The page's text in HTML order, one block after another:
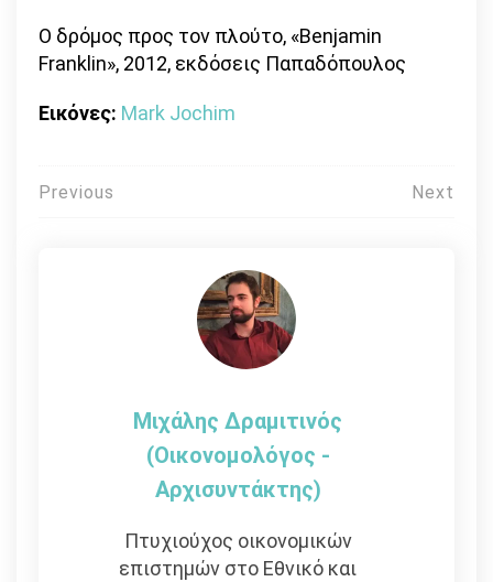
Ο δρόμος προς τον πλούτο, «Benjamin
Franklin», 2012, εκδόσεις Παπαδόπουλος
Εικόνες: Mark Jochim
Πλοήγηση
Previous Next
Μιχάλης Δραμιτινός
(Οικονομολόγος -
Αρχισυντάκτης)
Πτυχιούχος οικονομικών
επιστημών στο Εθνικό και